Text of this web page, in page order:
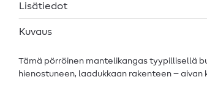
Lisätiedot
Kuvaus
Tämä pörröinen mantelikangas tyypillisellä
hienostuneen, laadukkaan rakenteen – aivan